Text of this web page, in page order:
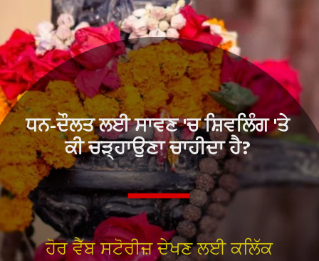
ਹੋਰ ਵੈੱਬ ਸਟੋਰੀਜ਼ ਦੇਖਣ ਲਈ ਕਲਿੱਕ
ਧਨ-ਦੌਲਤ ਲਈ ਸਾਵਣ 'ਚ ਸ਼ਿਵਲਿੰਗ 'ਤੇ
ਕੀ ਚੜ੍ਹਾਉਣਾ ਚਾਹੀਦਾ ਹੈ?